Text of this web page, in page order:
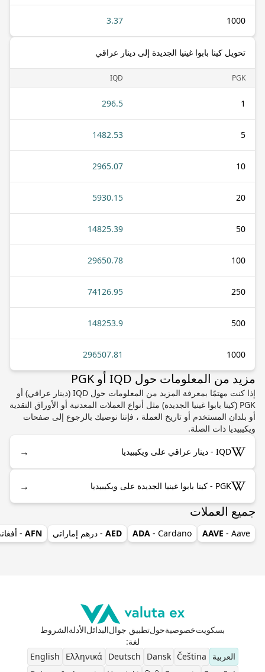
1000
3.37
تحويل كينا بابوا غينيا الجديدة إلى دينار عراقي
PGK
IQD
1
296.5
5
1482.53
10
2965.07
20
5930.15
50
14825.39
100
29650.78
250
74126.95
500
148253.9
1000
296507.81
مزيد من المعلومات حول IQD أو PGK
إذا كنت مهتمًا بمعرفة المزيد من المعلومات حول IQD (دينار عراقي) أو
PGK (كينا بابوا غينيا الجديدة) مثل أنواع العملات المعدنية أو الأوراق النقدية
أو بلدان المستخدم أو تاريخ العملة ، فإننا نوصيك بالرجوع إلى صفحات
ويكيبيديا ذات الصلة.
IQD - دينار عراقي على ويكيبيديا →
PGK - كينا بابوا غينيا الجديدة على ويكيبيديا →
جميع العملات
AAVE - Aave
ADA - Cardano
AED - درهم إماراتي AFN
-
بسكويتخصوصيةحولتطبيق جوالالبدائلالأدلةالشروط
لغة:
العربية
Čeština
Dansk
Deutsch
Ελληνικά
English